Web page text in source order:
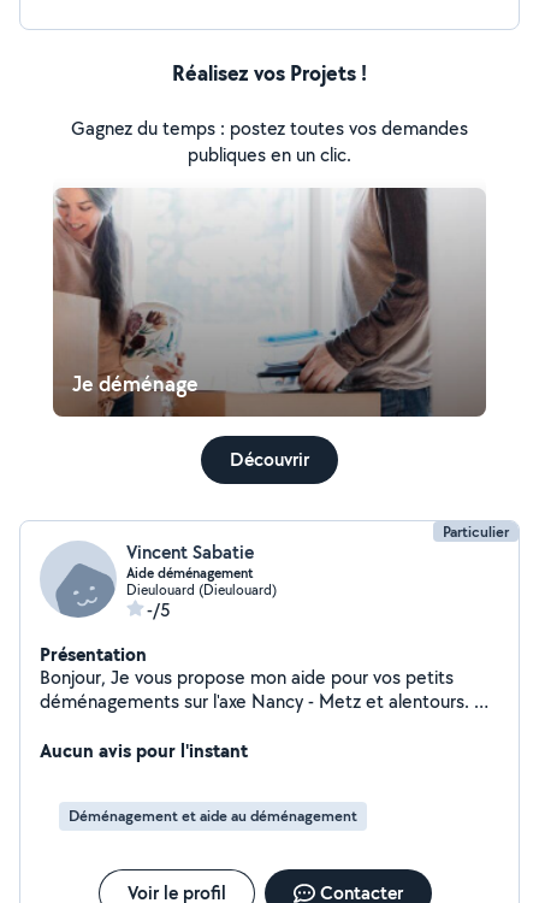
Réalisez vos Projets !
Gagnez du temps : postez toutes vos demandes
publiques en un clic.
Je déménage
Découvrir
Particulier
Vincent Sabatie
Aide déménagement
Dieulouard (Dieulouard)
-/5
Présentation
Bonjour, Je vous propose mon aide pour vos petits
déménagements sur l'axe Nancy - Metz et alentours. À
aider à charger et décharger. sangles à cliquet et
Secteur : Déplacements fréquents entre Nancy et Metz
via l'A31. Tarifs raisonnables, étudiés ensemble au forfait
message pour en discuter !
Aucun avis pour l'instant
Déménagement et aide au déménagement
Voir le profil Contacter